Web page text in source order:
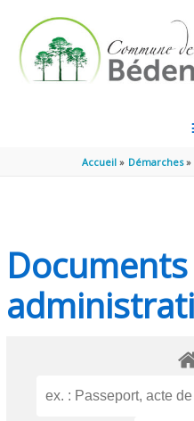
Accueil Démarches
Documents